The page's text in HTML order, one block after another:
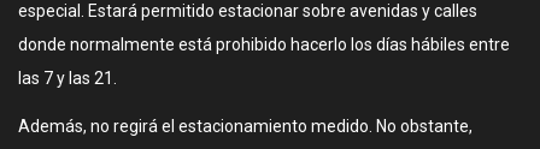
especial. Estará permitido estacionar sobre avenidas y calles
donde normalmente está prohibido hacerlo los días hábiles entre
las 7 y las 21.
Además, no regirá el estacionamiento medido. No obstante,